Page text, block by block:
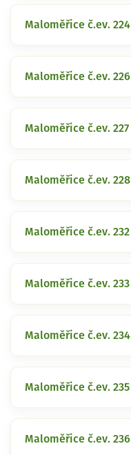
Maloměřice č.ev. 224
Maloměřice č.ev. 226
Maloměřice č.ev. 227
Maloměřice č.ev. 228
Maloměřice č.ev. 232
Maloměřice č.ev. 233
Maloměřice č.ev. 234
Maloměřice č.ev. 235
Maloměřice č.ev. 236